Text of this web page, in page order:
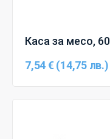
Каса за месо,
7,54 € (14,75 лв.)